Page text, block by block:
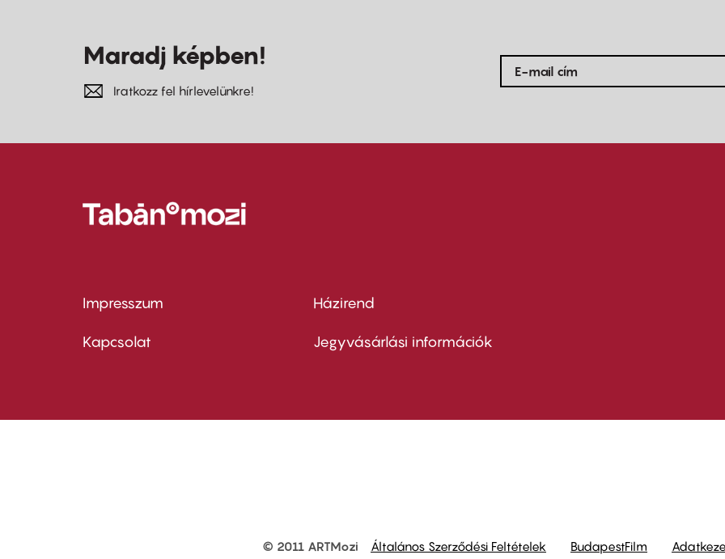
Maradj képben!
Iratkozz fel hírlevelünkre!
Footer
menu
Impresszum
Kapcsolat
Footer
menu
Házirend
Jegyvásárlási információk
© 2011 ARTMozi Általános Szerződési Feltételek BudapestFilm